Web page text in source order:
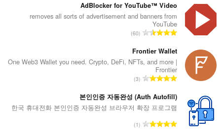
ו
ג
י
ם
:
פ
ר
י
ו
ג
י
ם
:
AdBlocker for YouTube™ Video
removes all sorts of advertisement and banners from
YouTube
מ
פ
ר
י
ו
ג
י
ם
60
Frontier Wallet
One Web3 Wallet you need. Crypto, DeFi, NFTs, and more |
Frontier
מ
פ
ר
י
3
본인인증 자동완성 (Auth Autofill)
한국 휴대전화 본인인증 자동완성 브라우저 확장 프로그램
מ1